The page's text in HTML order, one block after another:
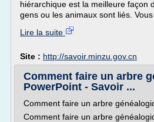
hiérarchique est la meilleure façon
gens ou les animaux sont liés. Vous
Lire la suite
Site : http://savoir.minzu.gov.cn
Comment faire un arbre
PowerPoint - Savoir ...
Comment faire un arbre
Comment faire un arbre